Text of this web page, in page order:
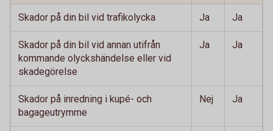
Skador på din bil vid trafikolycka Ja Ja
Skador på din bil vid annan utifrån
kommande olyckshändelse eller vid
skadegörelse
Ja Ja
Skador på inredning i kupé- och
bagageutrymme
Nej Ja